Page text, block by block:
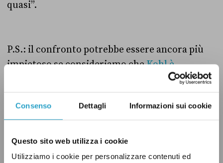
Consenso Dettagli Informazioni sui cookie
Questo sito web utilizza i cookie
Utilizziamo i cookie per personalizzare contenuti ed
quasi”.
P.S.: il confronto potrebbe essere ancora più
impietoso se consideriamo cheKohl è
(il leader più
longevo dopo Bismarck), e aggiungiamo che la
Merkel è destinata a guidare il Paese per i
prossimi 4 anni. I tedeschi avranno visto solo 3
figure al comando in 35 anni!